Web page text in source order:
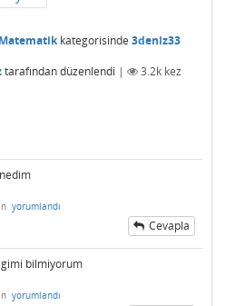
kategorisinde 3deniz33
tarafındandüzenlendi | 3.2k kez
yorumlandı
Cevapla
bilmiyorum
yorumlandı